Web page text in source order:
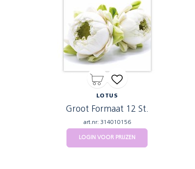
LOTUS
Groot Formaat 12 St.
art.nr: 314010156
LOGIN VOOR PRIJZEN